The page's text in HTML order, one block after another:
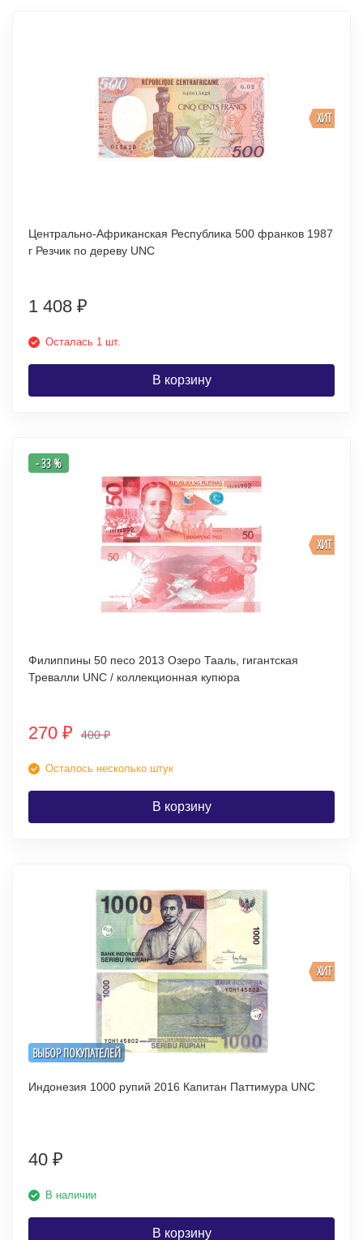
ХИТ
Центрально-Африканская Республика 500 франков 1987
г Резчик по дереву UNC
1 408 ₽
Осталась 1 шт.
В корзину
ХИТ
- 33 %
Филиппины 50 песо 2013 Озеро Тааль, гигантская
Тревалли UNC / коллекционная купюра
270 ₽ 400₽
Осталось несколько штук
В корзину
ВЫБОР ПОКУПАТЕЛЕЙ
ХИТ
Индонезия 1000 рупий 2016 Капитан Паттимура UNC
40 ₽
В наличии
В корзину